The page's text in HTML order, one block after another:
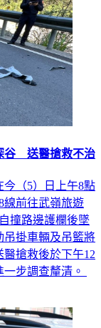
谷 送醫搶救不治
（5）日上午8點
線前往武嶺旅遊
撞路邊護欄後墜
吊掛車輛及吊籃將
搶救後於下午12
步調查釐清。